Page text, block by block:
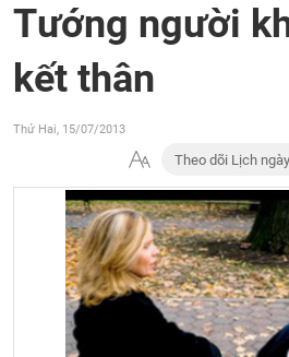
Tướng người
kết thân
Thứ Hai, 15/07/2013
Theo dõi Lịch